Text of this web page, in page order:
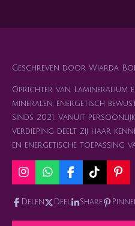
Geschreven door Wiarda
Oprichter van Lamineralium
mineralen, energetisch
sinds 2021. Vanuit
verdieping deelt zij haar
en energetische toepassing
I
n
s
a
W
h
a
t
s
F
a
c
e
b
T
i
k
o
P
i
n
e
Delen Deel Share